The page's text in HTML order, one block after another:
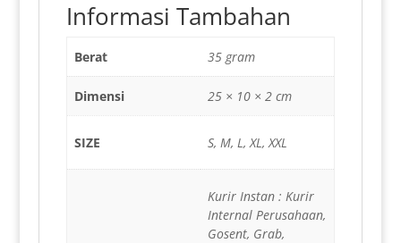
Informasi Tambahan
Berat 35 gram
Dimensi 25 × 10 × 2 cm
SIZE S, M, L, XL, XXL
Kurir Instan : Kurir
Internal Perusahaan,
Gosent, Grab,